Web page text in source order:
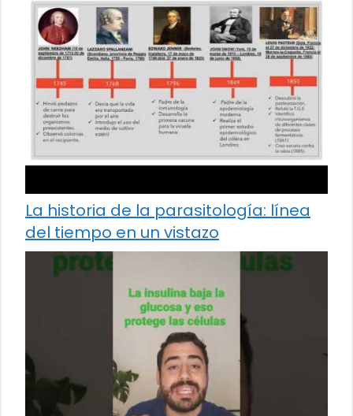
La historia de la parasitología: línea
del tiempo en un vistazo